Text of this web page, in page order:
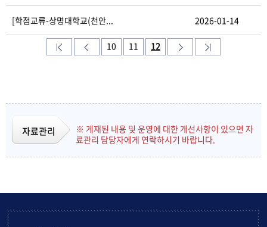
[학점교류-상명대학교(천안... 2026-01-14
10 11 12
자료관리
※ 게재된 내용 및 운영에 대한 개선사항이 있으면 자
료관리 담당자에게 연락하시기 바랍니다.